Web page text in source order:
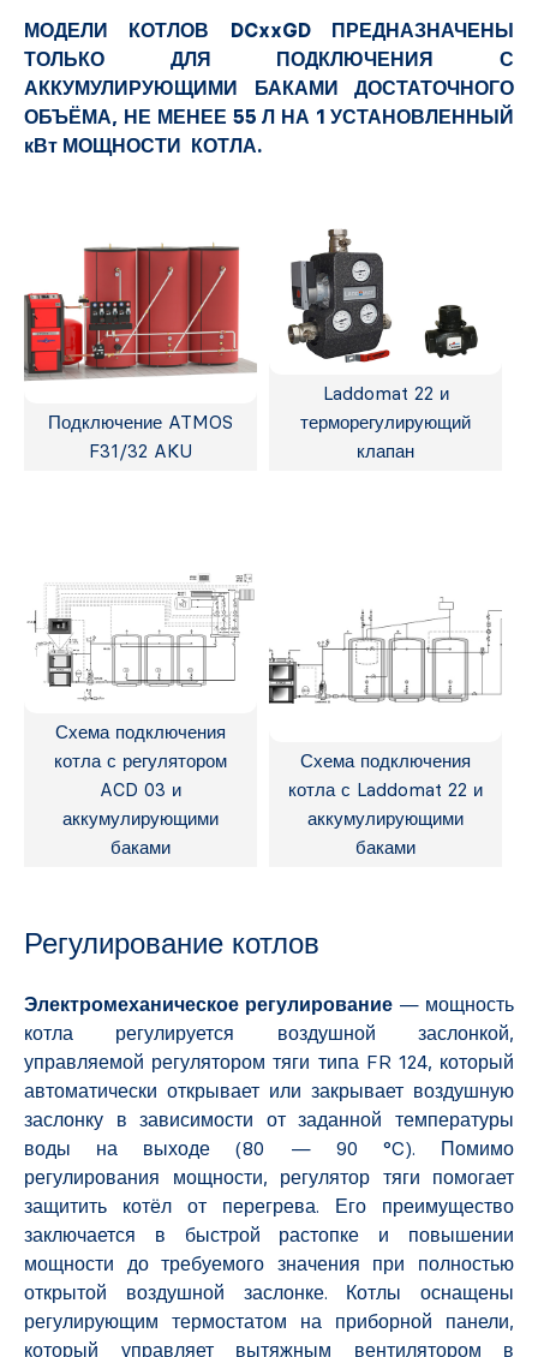
МОДЕЛИ КОТЛОВ DCxxGD ПРЕДНАЗНАЧЕНЫ
ТОЛЬКО ДЛЯ ПОДКЛЮЧЕНИЯ С
АККУМУЛИРУЮЩИМИ БАКАМИ ДОСТАТОЧНОГО
ОБЪЁМА, НЕ МЕНЕЕ 55 Л НА 1 УСТАНОВЛЕННЫЙ
кВт МОЩНОСТИ КОТЛА.
Подключение ATMOS
F31/32 AKU
Laddomat 22 и
терморегулирующий
клапан
Схема подключения
котла с регулятором
ACD 03 и
аккумулирующими
баками
Схема подключения
котла с Laddomat 22 и
аккумулирующими
баками
Регулирование котлов
Электромеханическое регулирование — мощность
котла регулируется воздушной заслонкой,
управляемой регулятором тяги типа FR 124, который
автоматически открывает или закрывает воздушную
заслонку в зависимости от заданной температуры
воды на выходе (80 — 90 °C). Помимо
регулирования мощности, регулятор тяги помогает
защитить котёл от перегрева. Его преимущество
заключается в быстрой растопке и повышении
мощности до требуемого значения при полностью
открытой воздушной заслонке. Котлы оснащены
регулирующим термостатом на приборной панели,
который управляет вытяжным вентилятором в